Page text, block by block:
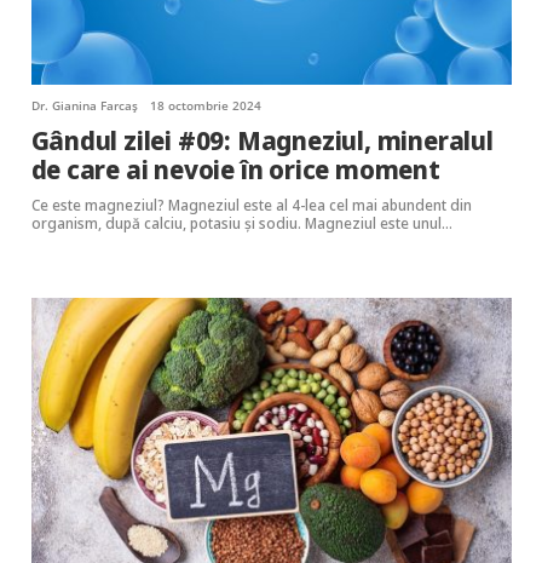
Dr. Gianina Farcaș 18 octombrie 2024
Gândul zilei #09: Magneziul, mineralul
de care ai nevoie în orice moment
Ce este magneziul? Magneziul este al 4-lea cel mai abundent din
organism, după calciu, potasiu și sodiu. Magneziul este unul…